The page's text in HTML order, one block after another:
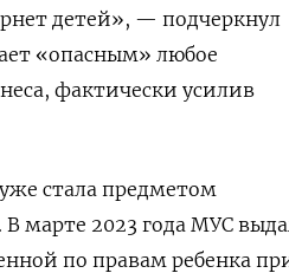
детей», — подчеркнул
«опасным» любое
фактически усилив
стала предметом
В марте 2023 года МУС
по правам ребенка